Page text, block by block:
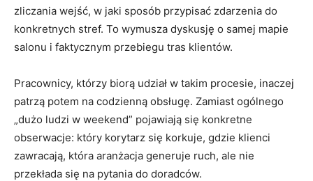
zliczania wejść, w jaki sposób przypisać zdarzenia do
konkretnych stref. To wymusza dyskusję o samej mapie
salonu i faktycznym przebiegu tras klientów.
Pracownicy, którzy biorą udział w takim procesie, inaczej
patrzą potem na codzienną obsługę. Zamiast ogólnego
„dużo ludzi w weekend” pojawiają się konkretne
obserwacje: który korytarz się korkuje, gdzie klienci
zawracają, która aranżacja generuje ruch, ale nie
przekłada się na pytania do doradców.